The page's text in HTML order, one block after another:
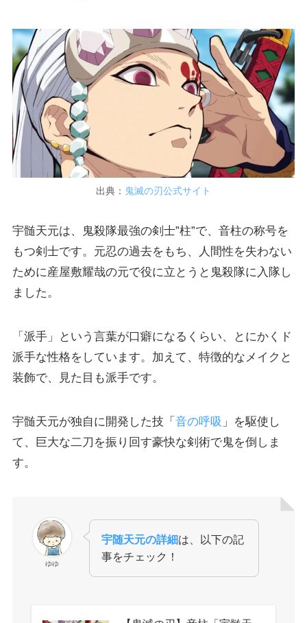
出典： 鬼滅の刃公式サイト
宇髄天元は、鬼殺隊最強の剣士”柱”で、音柱の称号を
もつ剣士です。元忍の過去をもち、人間性を失わない
ために産屋敷耀哉の元で役に立とうと鬼殺隊に入隊し
ました。
「派手」という言葉が口癖になるくらい、とにかくド
派手な性格をしています。加えて、特徴的なメイクと
装飾で、見た目も派手です。
宇髄天元が独自に開発した技「 音の呼吸 」を駆使し
て、巨大な二刀を振り回す豪快な剣術で鬼を倒しま
す。
ゆゆ
宇随天元の詳細は、以下の記
事をチェック！